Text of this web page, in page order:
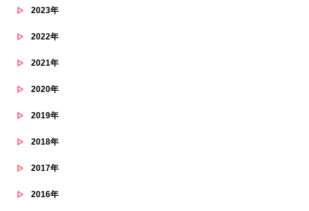
2023年
2022年
2021年
2020年
2019年
2018年
2017年
2016年